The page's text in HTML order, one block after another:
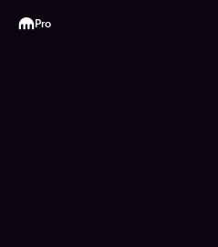
Kraken
Pro